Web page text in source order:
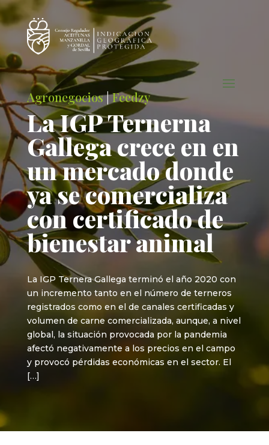
Agronegocios|Feedzy
La IGP Ternerna
Gallega crece en en
un mercado donde
ya se comercializa
con certificado de
bienestar animal
La IGP Ternera Gallega terminó el año 2020 con
un incremento tanto en el número de terneros
registrados como en el de canales certificadas y
volumen de carne comercializada, aunque, a nivel
global, la situación provocada por la pandemia
afectó negativamente a los precios en el campo
y provocó pérdidas económicas en el sector. El
[…]